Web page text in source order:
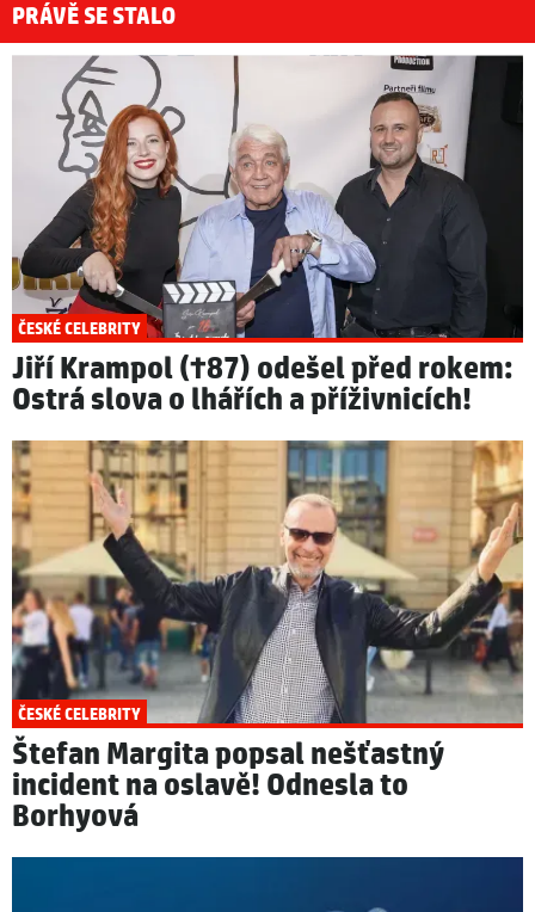
PRÁVĚ SE STALO
ČESKÉ CELEBRITY
Jiří Krampol (†87) odešel před rokem:
Ostrá slova o lhářích a příživnicích!
ČESKÉ CELEBRITY
Štefan Margita popsal nešťastný
incident na oslavě! Odnesla to
Borhyová